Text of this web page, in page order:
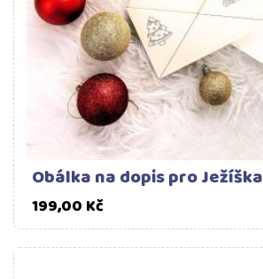
Obálka na dopis pro Ježíška
199,00 KčCena